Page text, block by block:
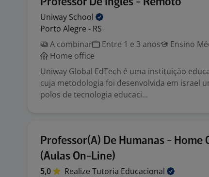
Uniway School
Porto Alegre - RS
A combinar
Entre 1 e 3 anos
Ensino
Home office
Uniway Global EdTech é uma instituição
cuja metodologia foi desenvolvida em israel
polos de tecnologia educaci...
Professor(A) De Humanas - Home
(Aulas On-Line)
5,0 Realize Tutoria Educacional